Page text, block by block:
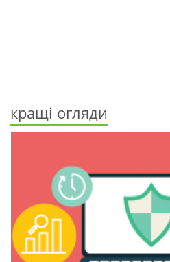
кращі огляди